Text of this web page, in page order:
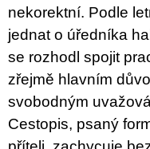
nekorektní. Podle
jednat o úředníka
se rozhodl spojit
zřejmě hlavním
svobodným
Cestopis, psaný
ARTMAT
KRABIČKA
BOX
200
Kč